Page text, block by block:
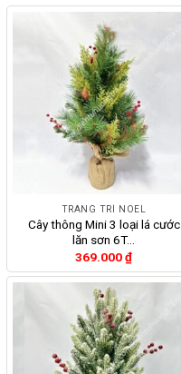
TRANG TRÍ NOEL
Cây thông Mini 3 loại lá cước
lăn sơn 6T…
369.000₫